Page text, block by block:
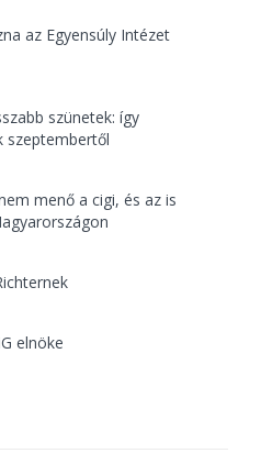
az Egyensúly Intézet
szünetek: így
szeptembertől
menő a cigi, és az is
elnöke